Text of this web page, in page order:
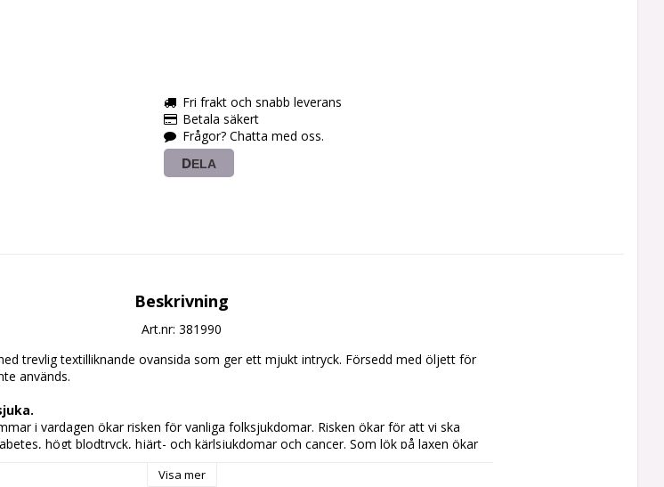
Fri frakt och snabb leverans
Betala säkert
Frågor? Chatta med oss.
DELA
Beskrivning
Art.nr: 381990
trevlig textilliknande ovansida som ger ett mjukt intryck. Försedd med öljett för
används.
i vardagen ökar risken för vanliga folksjukdomar. Risken ökar för att vi ska
högt blodtryck, hjärt- och kärlsjukdomar och cancer. Som lök på laxen ökar
rensar blodomloppet på blodfetter och blodsocker. Genom att stå upp rör du på
Visa mer